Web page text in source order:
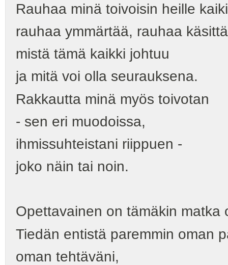
Rauhaa minä toivoisin heille
rauhaa ymmärtää, rauhaa
mistä tämä kaikki johtuu
ja mitä voi olla seurauksena.
Rakkautta minä myös toivotan
- sen eri muodoissa,
ihmissuhteistani riippuen -
joko näin tai noin.
Opettavainen on tämäkin matka
Tiedän entistä paremmin oman
oman tehtäväni,